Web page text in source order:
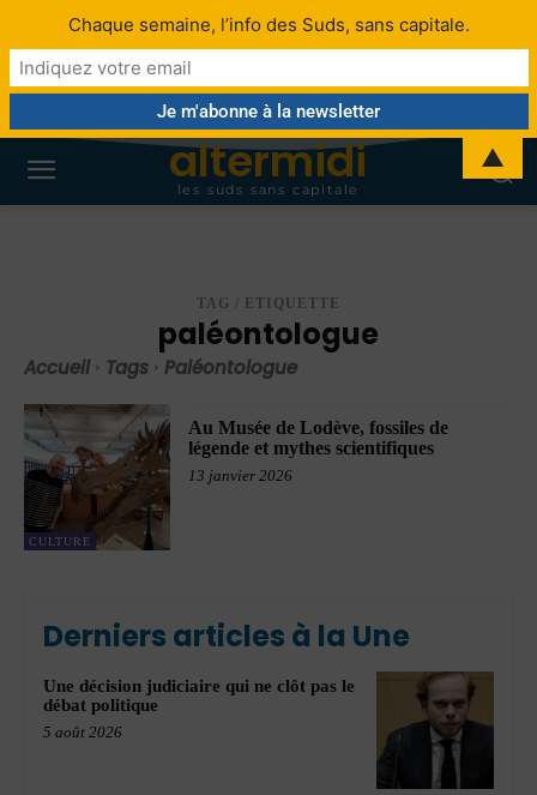
altermidi
les suds sans capitale
TAG / ETIQUETTE
paléontologue
Accueil Tags Paléontologue
CULTURE
Au Musée de Lodève, fossiles de
légende et mythes scientifiques
13 janvier 2026
Derniers articles à la Une
Une décision judiciaire qui ne clôt pas le
débat politique
5 août 2026
Chaque semaine, l’info des Suds, sans capitale.
▲